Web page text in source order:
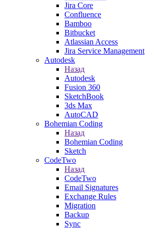
Jira Core
Confluence
Bamboo
Bitbucket
Atlassian Access
Jira Service Management
Autodesk
Назад
Autodesk
Fusion 360
SketchBook
3ds Max
AutoCAD
Bohemian Coding
Назад
Bohemian Coding
Sketch
CodeTwo
Назад
CodeTwo
Email Signatures
Exchange Rules
Migration
Backup
Sync